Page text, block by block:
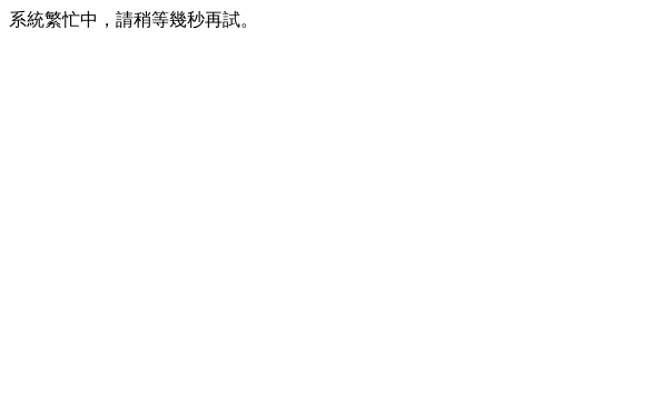
系統繁忙中，請稍等幾秒再試。